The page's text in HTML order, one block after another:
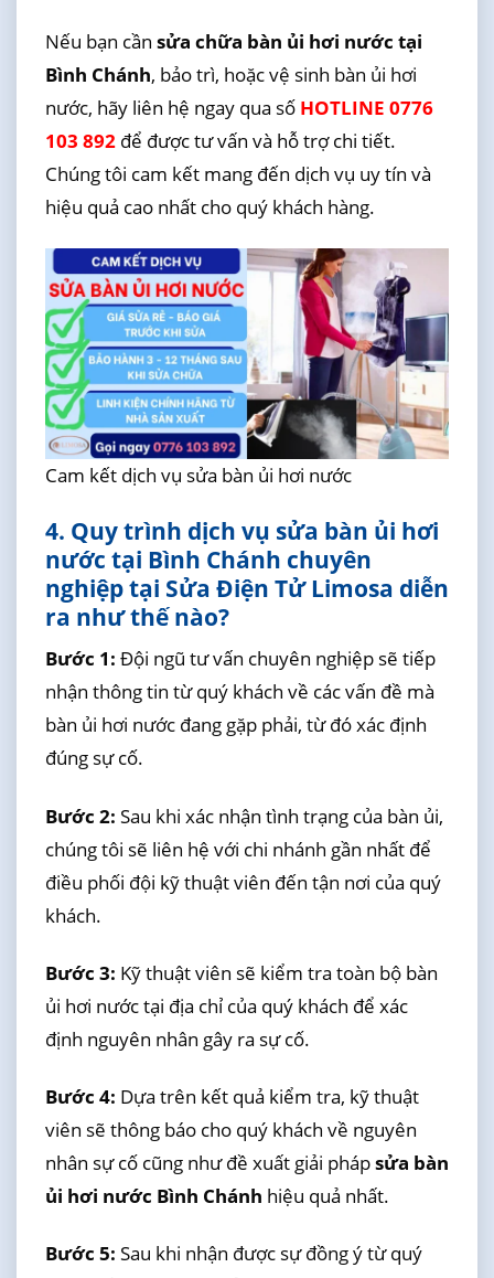
Nếu bạn cần sửa chữa bàn ủi hơi nước tại
Bình Chánh, bảo trì, hoặc vệ sinh bàn ủi hơi
nước, hãy liên hệ ngay qua số HOTLINE 0776
103 892để được tư vấn và hỗ trợ chi tiết.
Chúng tôi cam kết mang đến dịch vụ uy tín và
hiệu quả cao nhất cho quý khách hàng.
Cam kết dịch vụ sửa bàn ủi hơi nước
4. Quy trình dịch vụ sửa bàn ủi hơi
nước tại Bình Chánh chuyên
nghiệp tại Sửa Điện Tử Limosa diễn
ra như thế nào?
Bước 1: Đội ngũ tư vấn chuyên nghiệp sẽ tiếp
nhận thông tin từ quý khách về các vấn đề mà
bàn ủi hơi nước đang gặp phải, từ đó xác định
đúng sự cố.
Bước 2: Sau khi xác nhận tình trạng của bàn ủi,
chúng tôi sẽ liên hệ với chi nhánh gần nhất để
điều phối đội kỹ thuật viên đến tận nơi của quý
khách.
Bước 3: Kỹ thuật viên sẽ kiểm tra toàn bộ bàn
ủi hơi nước tại địa chỉ của quý khách để xác
định nguyên nhân gây ra sự cố.
Bước 4: Dựa trên kết quả kiểm tra, kỹ thuật
viên sẽ thông báo cho quý khách về nguyên
nhân sự cố cũng như đề xuất giải phápsửa bàn
ủi hơi nước Bình Chánh hiệu quả nhất.
Bước 5: Sau khi nhận được sự đồng ý từ quý